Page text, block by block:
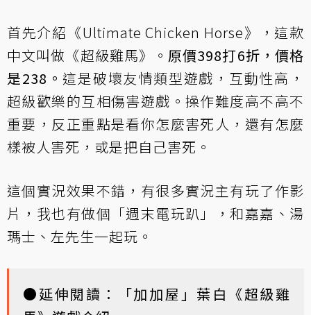
首先介紹《Ultimate Chicken Horse》，這款
中文叫做《超級雞馬》。 原價398打6折，價格
是238。 這是破壞友情類型遊戲，互動性高，
超級歡樂的互相傷害遊戲。操作難度高不高不
重要，反正重點是看你怎麼害死人，還有怎麼
樣被人害死，或是把自己害死。
這個實況效果不錯，有很多實況主有玩了作影
片，我也有做個「週末電玩趴」，和嘉嘉、湯
瑪士、左先生一起玩。
●延伸閱讀：
「加加屋」葉白《超級雞